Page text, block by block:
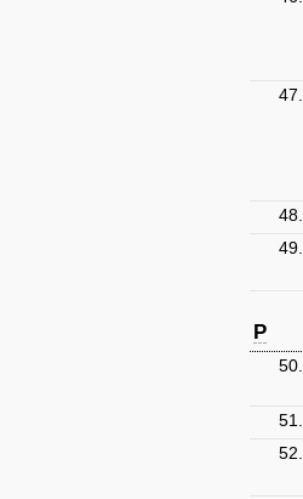
47.
48.
49.
P
50.
51.
52.